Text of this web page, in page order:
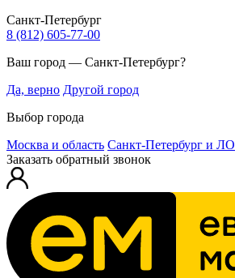
Санкт-Петербург
8 (812) 605-77-00
Ваш город — Санкт-Петербург?
Да, верно Другой город
Выбор города
Москва и область Санкт-Петербург и ЛО
Заказать обратный звонок